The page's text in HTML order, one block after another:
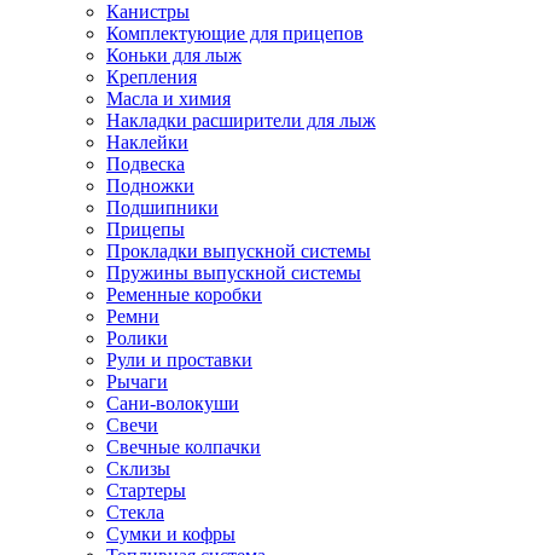
Канистры
Комплектующие для прицепов
Коньки для лыж
Крепления
Масла и химия
Накладки расширители для лыж
Наклейки
Подвеска
Подножки
Подшипники
Прицепы
Прокладки выпускной системы
Пружины выпускной системы
Ременные коробки
Ремни
Ролики
Рули и проставки
Рычаги
Сани-волокуши
Свечи
Свечные колпачки
Склизы
Стартеры
Стекла
Сумки и кофры